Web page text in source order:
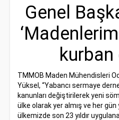
Genel
kurban
TMMOB Maden Mühendisleri
Yüksel, “Yabancı sermaye
kanunları değiştirilerek yeni
ülke olarak yer almış ve her gün
ülkemizde son 23 yıldır